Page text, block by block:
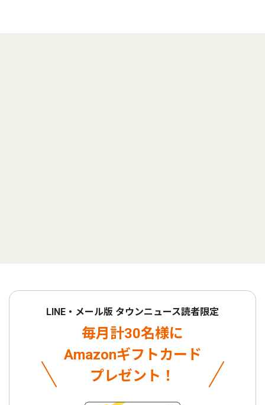
LINE・メール版 タウンニュース読者限定
毎月計30名様に
Amazonギフトカード
プレゼント！